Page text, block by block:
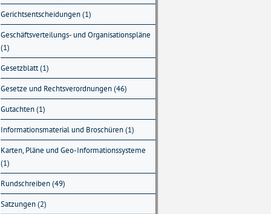
Gerichtsentscheidungen (1)
Geschäftsverteilungs- und Organisationspläne
(1)
Gesetzblatt (1)
Gesetze und Rechtsverordnungen (46)
Gutachten (1)
Informationsmaterial und Broschüren (1)
Karten, Pläne und Geo-Informationssysteme
(1)
Rundschreiben (49)
Satzungen (2)